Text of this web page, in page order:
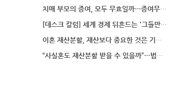
치매 부모의 증여, 모두 무효일까…증여무효 분쟁에서 법
[데스크 칼럼] 세계 경제 뒤흔드는 '그들만의 언어'
이혼 재산분할, 재산보다 중요한 것은 기여도 입증
“사실혼도 재산분할 받을 수 있을까”…법원이 살펴보는